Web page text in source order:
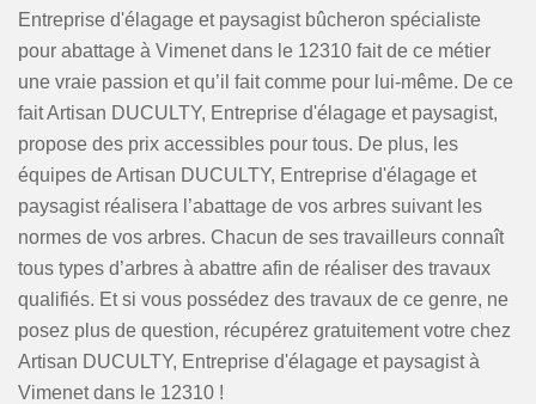
Entreprise d'élagage et paysagist bûcheron spécialiste
pour abattage à Vimenet dans le 12310 fait de ce métier
une vraie passion et qu’il fait comme pour lui-même. De ce
fait Artisan DUCULTY, Entreprise d'élagage et paysagist,
propose des prix accessibles pour tous. De plus, les
équipes de Artisan DUCULTY, Entreprise d'élagage et
paysagist réalisera l’abattage de vos arbres suivant les
normes de vos arbres. Chacun de ses travailleurs connaît
tous types d’arbres à abattre afin de réaliser des travaux
qualifiés. Et si vous possédez des travaux de ce genre, ne
posez plus de question, récupérez gratuitement votre chez
Artisan DUCULTY, Entreprise d'élagage et paysagist à
Vimenet dans le 12310 !